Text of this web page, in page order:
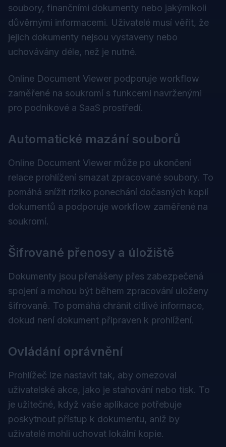
soubory, finančními dokumenty nebo jakýmikoli
důvěrnými informacemi. Uživatelé musí věřit, že
jejich dokumenty nejsou vystaveny nebo
uchovávány déle, než je nutné.
Online Document Viewer podporuje workflow
zaměřené na soukromí s funkcemi navrženými
pro podnikové a SaaS prostředí.
Automatické mazání souborů
Online Document Viewer může po ukončení
relace prohlížení smazat zpracované soubory. To
pomáhá snížit riziko ponechání dočasných kopií
dokumentů a podporuje workflow zaměřené na
soukromí.
Šifrované přenosy a úložiště
Dokumenty jsou přenášeny přes zabezpečená
spojení a mohou být během zpracování uloženy
šifrovaně. To pomáhá chránit citlivé informace,
dokud není dokument připraven k prohlížení.
Ovládání oprávnění
Prohlížeč lze nastavit tak, aby omezoval
uživatelské akce, jako je stahování nebo tisk. To
je užitečné, když vaše aplikace potřebuje
poskytnout přístup k dokumentu, aniž by
uživatelé mohli uchovat lokální kopie.